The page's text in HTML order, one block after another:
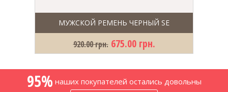
МУЖСКОЙ РЕМЕНЬ ЧЕРНЫЙ SE
920.00 грн. 675.00 грн.
95% наших покупателей остались довольны